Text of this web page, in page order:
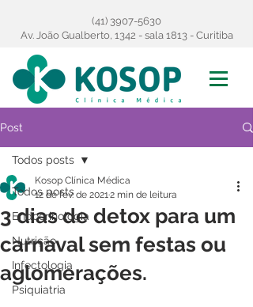
(41) 3907-5630
Av. João Gualberto, 1342 - sala 1813 - Curitiba
Post
Todos posts
Endocrinologia
Nutrição
Infectologia
Psiquiatria
Todos posts
3 dias de detox para um
carnaval sem festas ou
aglomerações.
Kosop Clínica Médica
12 de fev. de 20212 min de leitura